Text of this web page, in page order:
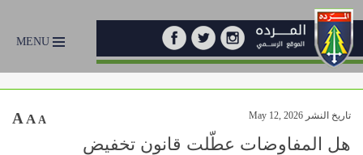
MENU
تاريخ النشر May 12, 2026 A A A
هل المفاوضات عطّلت قانون تخفيض